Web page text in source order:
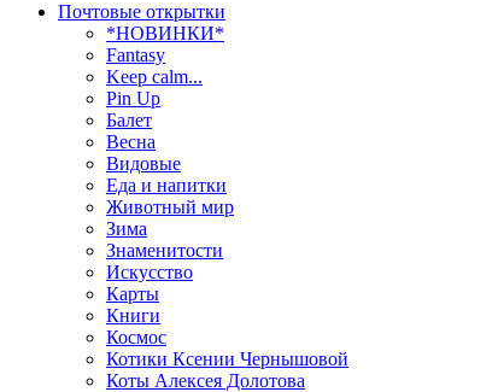
Почтовые открытки
*НОВИНКИ*
Fantasy
Keep calm...
Pin Up
Балет
Весна
Видовые
Еда и напитки
Животный мир
Зима
Знаменитости
Искусство
Карты
Книги
Космос
Котики Ксении Чернышовой
Коты Алексея Долотова